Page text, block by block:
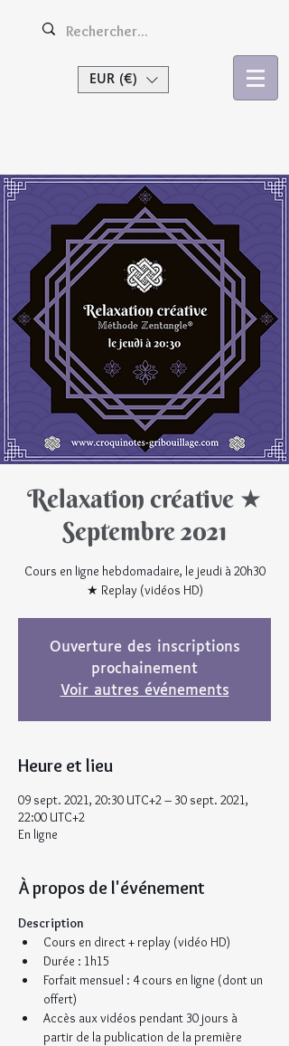
EUR (€)
Relaxation créative ★
Septembre 2021
Cours en ligne hebdomadaire, le jeudi à 20h30
★ Replay (vidéos HD)
Ouverture des inscriptions
prochainement
Voir autres événements
Heure et lieu
09 sept. 2021, 20:30 UTC+2 – 30 sept. 2021,
22:00 UTC+2
En ligne
À propos de l'événement
Description
Cours en direct + replay (vidéo HD)
Durée : 1h15
Forfait mensuel : 4 cours en ligne (dont un
offert)
Accès aux vidéos pendant 30 jours à
partir de la publication de la première